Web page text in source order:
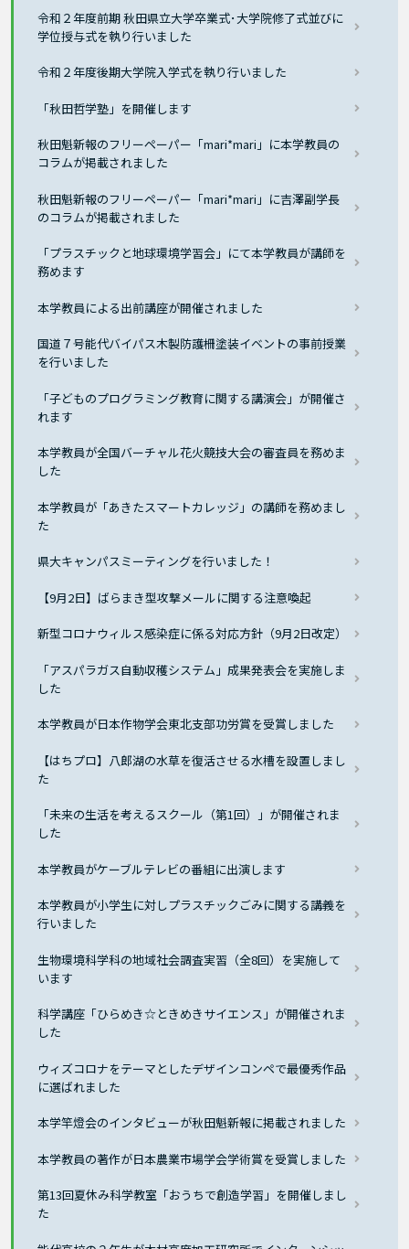
令和２年度前期 秋田県立大学卒業式･大学院修了式並びに
学位授与式を執り行いました
令和２年度後期大学院入学式を執り行いました
「秋田哲学塾」を開催します
秋田魁新報のフリーペーパー「mari*mari」に本学教員の
コラムが掲載されました
秋田魁新報のフリーペーパー「mari*mari」に吉澤副学長
のコラムが掲載されました
「プラスチックと地球環境学習会」にて本学教員が講師を
務めます
本学教員による出前講座が開催されました
国道７号能代バイパス木製防護柵塗装イベントの事前授業
を行いました
「子どものプログラミング教育に関する講演会」が開催さ
れます
本学教員が全国バーチャル花火競技大会の審査員を務めま
した
本学教員が「あきたスマートカレッジ」の講師を務めまし
た
県大キャンパスミーティングを行いました！
【9月2日】ばらまき型攻撃メールに関する注意喚起
新型コロナウィルス感染症に係る対応方針（9月2日改定）
「アスパラガス自動収穫システム」成果発表会を実施しま
した
本学教員が日本作物学会東北支部功労賞を受賞しました
【はちプロ】八郎湖の水草を復活させる水槽を設置しまし
た
「未来の生活を考えるスクール（第1回）」が開催されま
した
本学教員がケーブルテレビの番組に出演します
本学教員が小学生に対しプラスチックごみに関する講義を
行いました
生物環境科学科の地域社会調査実習（全8回）を実施して
います
科学講座「ひらめき☆ときめきサイエンス」が開催されま
した
ウィズコロナをテーマとしたデザインコンペで最優秀作品
に選ばれました
本学竿燈会のインタビューが秋田魁新報に掲載されました
本学教員の著作が日本農業市場学会学術賞を受賞しました
第13回夏休み科学教室「おうちで創造学習」を開催しまし
た